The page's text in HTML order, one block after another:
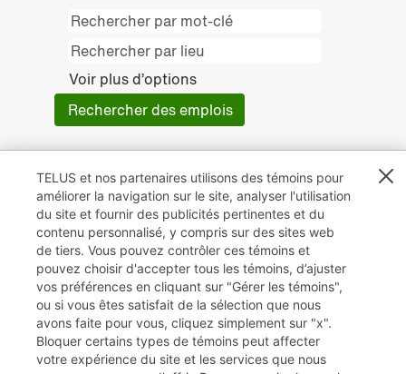
Voir plus d’options
TELUS.com
TELUS et nos partenaires utilisons des témoins pour
améliorer la navigation sur le site, analyser l'utilisation
du site et fournir des publicités pertinentes et du
contenu personnalisé, y compris sur des sites web
de tiers. Vous pouvez contrôler ces témoins et
pouvez choisir d'accepter tous les témoins, d’ajuster
vos préférences en cliquant sur "Gérer les témoins",
ou si vous êtes satisfait de la sélection que nous
avons faite pour vous, cliquez simplement sur "x".
Bloquer certains types de témoins peut affecter
votre expérience du site et les services que nous